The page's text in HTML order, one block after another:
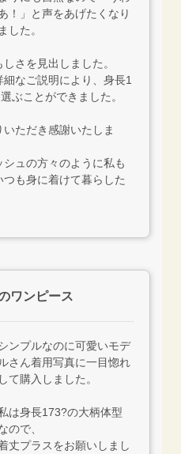
！」と声をあげたくなり
ました。
さを見出しました。
なご説明により、身長1
ぶことができました。
ただき感謝いたしま
ュの方々のように私も
も身に着けて暮らした
ワンピース
ンプルなのに可愛いモデ
ルさん着用写真に一目惚れ
して購入しました。
は身長173?の大柄体型
ので、
丈プラスをお願いしまし